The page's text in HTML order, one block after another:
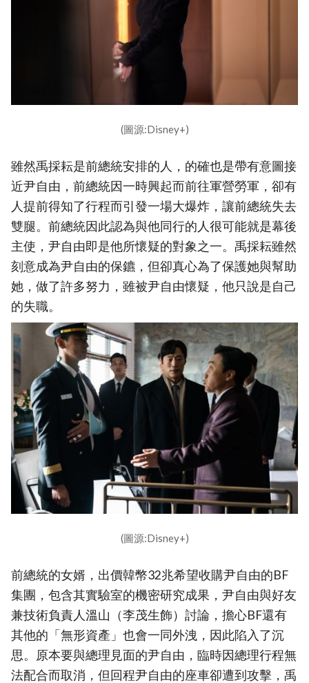
(圖源:Disney+)
雖然禹採耘是前總統安排的人，的確也是帶有意圖接
近尹自由，前總統因一時興起而前往軍營勞軍，卻有
人提前得知了行程而引發一場大爆炸，讓前總統失去
雙腿。前總統因此認為與他同行的人很可能就是幕後
主使，尹自由即是他所懷疑的對象之一。禹採耘雖然
刻意成為尹自由的保鑣，但卻真心為了保護她與幫助
她，做了許多努力，雖被尹自由懷疑，他只說是自己
的失職。
(圖源:Disney+)
前總統的女婿，出價韓幣32兆希望收購尹自由的BF
集團，包含其實驗室的機密研究成果，尹自由與好友
兼技術負責人溫山（李茂生飾）討論，擔心BF還有
其他的「無形資產」也會一同外洩，因此陷入了沉
思。原本要與總理見面的尹自由，臨時因總理行程無
法配合而取消，但回程尹自由的座車卻遭到攻擊，禹